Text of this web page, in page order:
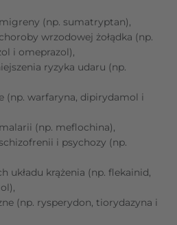
(np. sumatryptan),
wrzodowej żołądka (np.
i omeprazol),
ryzyka udaru (np.
(np. warfaryna, dipirydamol i
(np. meflochina),
i psychozy (np.
układu krążenia (np. flekainid,
(np. rysperydon, tiorydazyna i